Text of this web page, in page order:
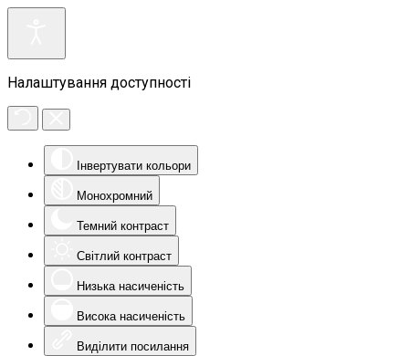
Налаштування доступності
Інвертувати кольори
Монохромний
Темний контраст
Світлий контраст
Низька насиченість
Висока насиченість
Виділити посилання